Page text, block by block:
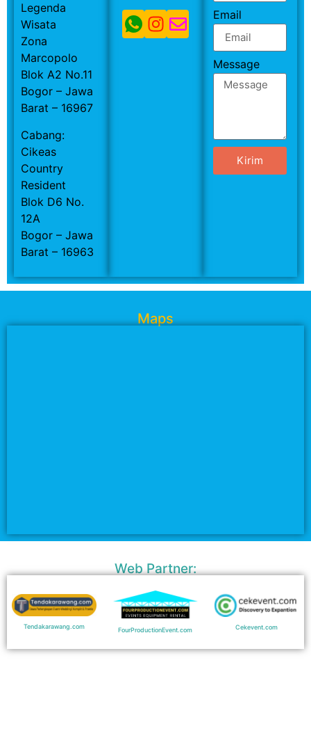
Legenda
Wisata
Zona
Marcopolo
Blok A2 No.11
Bogor – Jawa
Barat – 16967
Cabang:
Cikeas
Country
Resident
Blok D6 No.
12A
Bogor – Jawa
Barat – 16963
Email
Message
Kirim
Maps
Web Partner:
Tendakarawang.com FourProductionEvent.com Cekevent.com